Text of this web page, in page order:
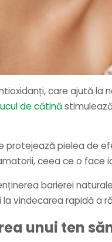
care ajută la
de cătină
pielea de
ceea ce o face
barierei
vindecarea rapidă a
unui ten